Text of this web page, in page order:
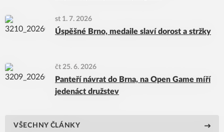
st 1. 7. 2026
Úspěšné Brno, medaile slaví dorost a stržky
čt 25. 6. 2026
Panteří návrat do Brna, na Open Game míří
jedenáct družstev
VŠECHNY ČLÁNKY